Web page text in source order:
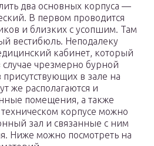
два основных корпуса —
В первом проводится
и близких с усопшим. Там
вестибюль. Неподалеку
кабинет, который
случае чрезмерно бурной
в зале на
же располагаются и
помещения, а также
корпусе можно
зал и связанные с ним
Ниже можно посмотреть на